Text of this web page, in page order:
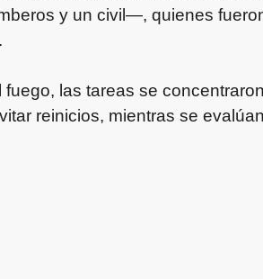
y un civil—, quienes
fuego, las tareas se
reinicios, mientras se